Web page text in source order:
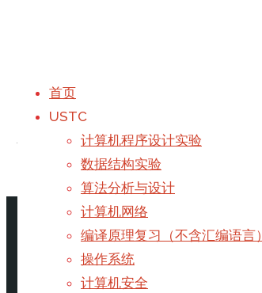
首页
USTC
计算机程序设计实验
数据结构实验
算法分析与设计
计算机网络
编译原理复习（不含汇编语言）
操作系统
计算机安全
作者：Galaxy
文章作者 Galaxy